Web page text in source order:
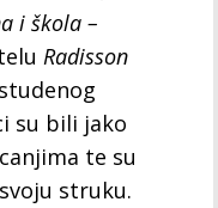
i škola –
Radisson
su bili jako
te su
struku.